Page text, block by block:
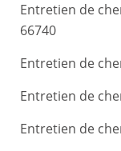
Entretien de
66740
Entretien de
Entretien de
Entretien de